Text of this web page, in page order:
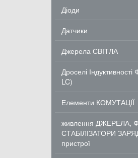
Діоди
Датчики
Джерела СВІТЛА
Дроселі Індуктивності
LC)
Елементи КОМУТАЦІЇ
живлення ДЖЕРЕЛА,
СТАБІЛІЗАТОРИ
пристрої